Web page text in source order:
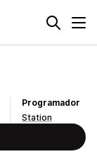
Programador
Station